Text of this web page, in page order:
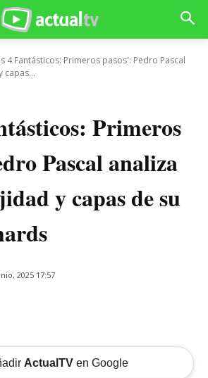
4 Fantásticos: Primeros pasos': Pedro Pascal
capas...
Primeros
Pascal analiza
y capas de su
2025 17:57
ActualTVen Google